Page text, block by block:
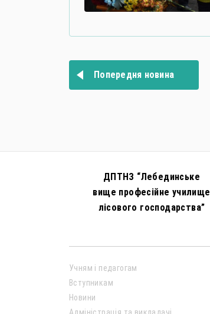
записівПопередня новина
ДПТНЗ “Лебединське
вище професійне училище
лісового господарства”
Учням і педагогам
Вступникам
Новини